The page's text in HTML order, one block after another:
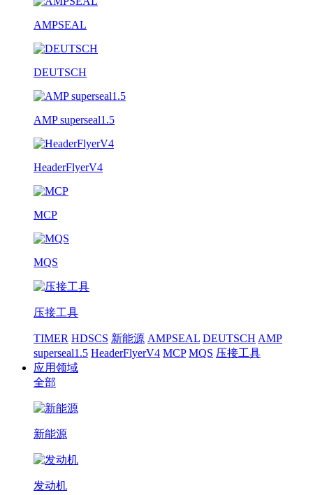
AMPSEAL
DEUTSCH
AMP superseal1.5
HeaderFlyerV4
MCP
MQS
压接工具
TIMER HDSCS 新能源 AMPSEAL DEUTSCH AMP
superseal1.5 HeaderFlyerV4 MCP MQS 压接工具
应用领域
全部
新能源
发动机